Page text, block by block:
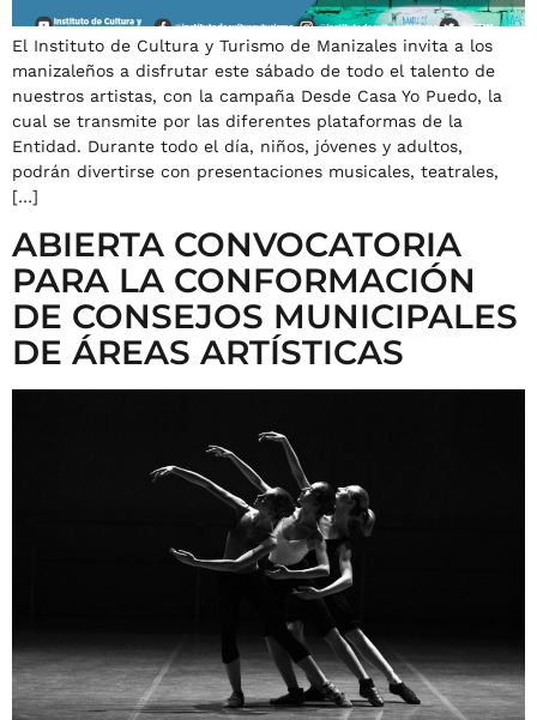
El Instituto de Cultura y Turismo de Manizales invita a los
manizaleños a disfrutar este sábado de todo el talento de
nuestros artistas, con la campaña Desde Casa Yo Puedo, la
cual se transmite por las diferentes plataformas de la
Entidad. Durante todo el día, niños, jóvenes y adultos,
podrán divertirse con presentaciones musicales, teatrales,
[…]
ABIERTA CONVOCATORIA
PARA LA CONFORMACIÓN
DE CONSEJOS MUNICIPALES
DE ÁREAS ARTÍSTICAS